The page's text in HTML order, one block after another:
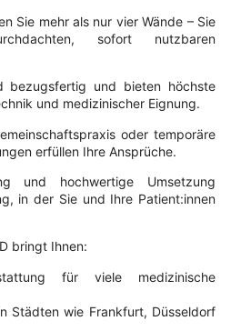
Sie mehr als nur vier Wände – Sie
sofort nutzbaren
bezugsfertig und bieten höchste
und medizinischer Eignung.
oder temporäre
erfüllen Ihre Ansprüche.
und hochwertige Umsetzung
in der Sie und Ihre Patient:innen
bringt Ihnen:
für viele medizinische
Städten wie Frankfurt, Düsseldorf